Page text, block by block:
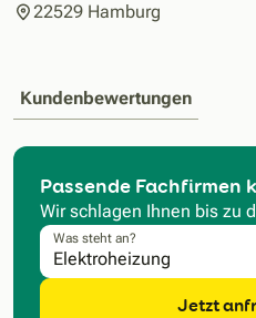
22529 Hamburg
Kundenbewertungen
Passende Fachfirmen
Wir schlagen Ihnen bis zu
Was steht an?
Jetzt